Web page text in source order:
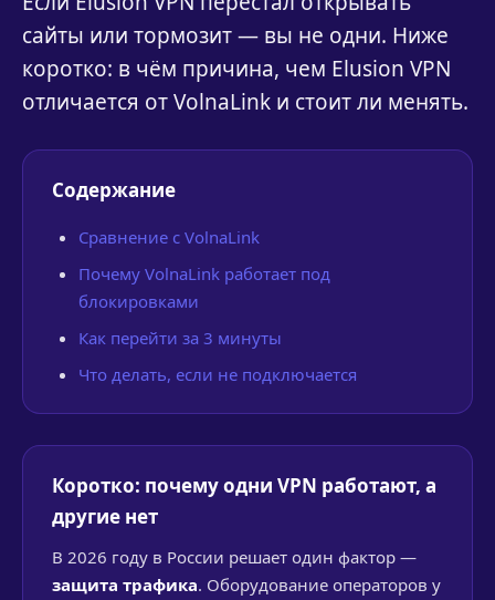
сайты или тормозит — вы не одни. Ниже
коротко: в чём причина, чем Еlusion VPN
отличается от VolnaLink и стоит ли менять.
Содержание
Сравнение с VolnaLink
Почему VolnaLink работает под
блокировками
Как перейти за 3 минуты
Что делать, если не подключается
Коротко: почему одни VPN работают, а
другие нет
В 2026 году в России решает один фактор —
защита трафика. Оборудование операторов у